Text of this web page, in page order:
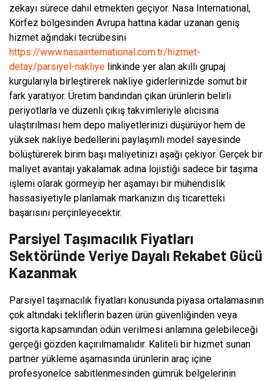
zekayı sürece dahil etmekten geçiyor. Nasa International,
Körfez bölgesinden Avrupa hattına kadar uzanan geniş
hizmet ağındaki tecrübesini
https://www.nasainternational.com.tr/hizmet-
detay/parsiyel-nakliye linkinde yer alan akıllı grupaj
kurgularıyla birleştirerek nakliye giderlerinizde somut bir
fark yaratıyor. Üretim bandından çıkan ürünlerin belirli
periyotlarla ve düzenli çıkış takvimleriyle alıcısına
ulaştırılması hem depo maliyetlerinizi düşürüyor hem de
yüksek nakliye bedellerini paylaşımlı model sayesinde
bölüştürerek birim başı maliyetinizi aşağı çekiyor. Gerçek bir
maliyet avantajı yakalamak adına lojistiği sadece bir taşıma
işlemi olarak görmeyip her aşamayı bir mühendislik
hassasiyetiyle planlamak markanızın dış ticaretteki
başarısını perçinleyecektir.
Parsiyel Taşımacılık Fiyatları
Sektöründe Veriye Dayalı Rekabet Gücü
Kazanmak
Parsiyel taşımacılık fiyatları konusunda piyasa ortalamasının
çok altındaki tekliflerin bazen ürün güvenliğinden veya
sigorta kapsamından ödün verilmesi anlamına gelebileceği
gerçeği gözden kaçırılmamalıdır. Kaliteli bir hizmet sunan
partner yükleme aşamasında ürünlerin araç içine
profesyonelce sabitlenmesinden gümrük belgelerinin